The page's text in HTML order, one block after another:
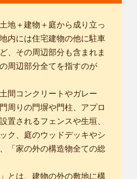
/福岡市中央区/福岡市南区/福岡市西
区 筑紫野市 春日市 大野城市
糟屋郡志免町/ 糟屋郡須恵町
郡粕屋町/神埼郡吉野ヶ里町
地＋建物＋庭から成り立っ
内には住宅建物の他に駐車
、その周辺部分も含まれま
周辺部分全てを指すのが
間コンクリートやガレー
周りの門塀や門柱、アプロ
置されるフェンスや生垣、
ク、庭のウッドデッキやシ
「家の外の構造物全ての総
とは、建物の外の敷地に構